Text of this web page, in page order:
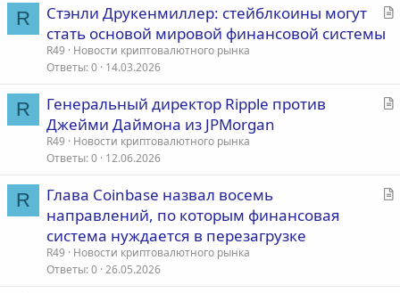
R
С
я
Стэнли Друкенмиллер: стейблкоины могут
стать основой мировой финансовой системы
R49
Новости криптовалютного рынка
Ответы 0 14.03.2026
R
С
я
Генеральный директор Ripple против
Джейми Даймона из JPMorgan
R49
Новости криптовалютного рынка
Ответы 0 12.06.2026
R
С
Глава Coinbase назвал восемь
направлений, по которым финансовая
система нуждается в перезагрузке
R49
Новости криптовалютного рынка
Ответы 0 26.05.2026